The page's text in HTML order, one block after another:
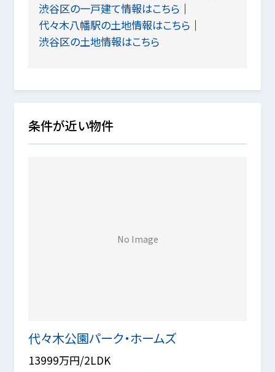
渋谷区の一戸建て情報はこちら
代々木八幡駅の土地情報はこちら
渋谷区の土地情報はこちら
条件が近い物件
No Image
代々木公園パーク・ホームズ
13999万円/2LDK